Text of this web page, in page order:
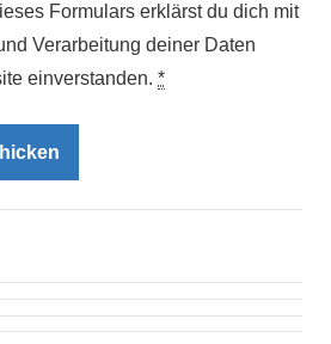
Formulars erklärst du dich mit
Verarbeitung deiner Daten
einverstanden. *